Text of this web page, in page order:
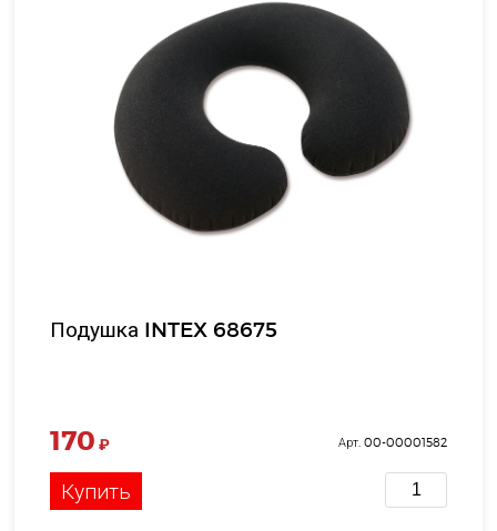
Подушка INTEX 68675
170 ₽ Арт. 00-00001582
Купить